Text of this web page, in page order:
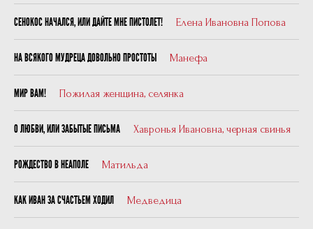
СЕНОКОС НАЧАЛСЯ, ИЛИ ДАЙТЕ МНЕ ПИСТОЛЕТ! Елена Ивановна Попова
НА ВСЯКОГО МУДРЕЦА ДОВОЛЬНО ПРОСТОТЫ Манефа
МИР ВАМ! Пожилая женщина, селянка
О ЛЮБВИ, ИЛИ ЗАБЫТЫЕ ПИСЬМА Хавронья Ивановна, черная свинья
РОЖДЕСТВО В НЕАПОЛЕ Матильда
КАК ИВАН ЗА СЧАСТЬЕМ ХОДИЛ Медведица